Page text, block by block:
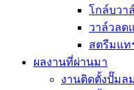
โกล์บวา
วาล์วลดแ
สตรีมแท
ผลงานที่ผ่านมา
งานติดตั้งปั๊มลม